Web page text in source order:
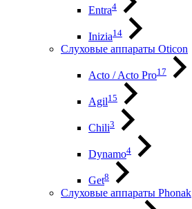
Entra4
Inizia14
Слуховые аппараты Oticon
Acto / Acto Pro17
Agil15
Chili3
Dynamo4
Get8
Слуховые аппараты Phonak